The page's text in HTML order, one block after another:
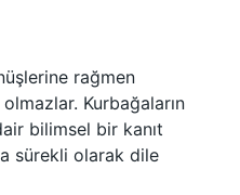
rağmen
Kurbağaların
bilimsel bir kanıt
sürekli olarak dile